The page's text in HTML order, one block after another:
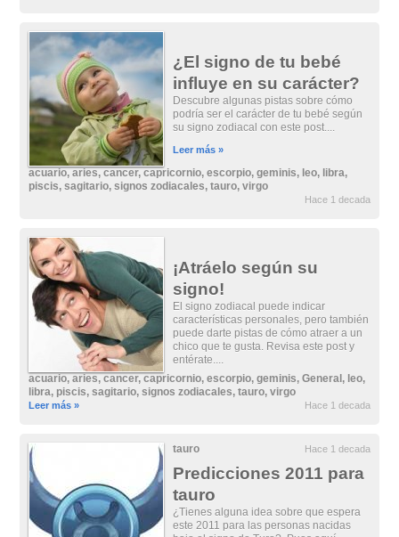
acuario,aries,cancer,capricornio,escorpio,geminis, leo, libra,
piscis,sagitario,signos zodiacales,tauro,virgo
Hace 1 decada
¿El signo de tu bebé
influye en su carácter?
Descubre algunas pistas sobre cómo
podría ser el carácter de tu bebé según
su signo zodiacal con este post....
Leer más »
acuario,aries,cancer,capricornio,escorpio,geminis,General , leo,
libra, piscis,sagitario,signos zodiacales,tauro,virgo
Hace 1 decada
¡Atráelo según su
signo!
El signo zodiacal puede indicar
características personales, pero también
puede darte pistas de cómo atraer a un
chico que te gusta. Revisa este post y
entérate....
Leer más »
tauro Hace 1 decada
Predicciones 2011 para
tauro
¿Tienes alguna idea sobre que espera
este 2011 para las personas nacidas